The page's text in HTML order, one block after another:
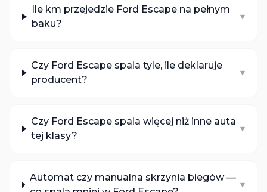
Ile km przejedzie Ford Escape na pełnym
baku?
▾
Czy Ford Escape spala tyle, ile deklaruje
producent?
▾
Czy Ford Escape spala więcej niż inne auta
tej klasy?
▾
Automat czy manualna skrzynia biegów —
▾